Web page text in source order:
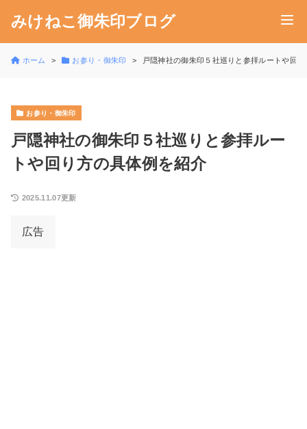
みけねこ御朱印ブログ
ホーム お参り・御朱印 戸隠神社の御朱印５社巡りと参拝ルートや回
お参り・御朱印
戸隠神社の御朱印５社巡りと参拝ルー
トや回り方の具体例を紹介
2025.11.07更新
広告